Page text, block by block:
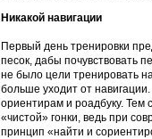
Никакой навигации
Первый день тренировки
песок, дабы почувствовать
не было цели тренировать
больше уходит от
ориентирам и роадбуку. Тем
«чистой» гонки, ведь при
принцип «найти и